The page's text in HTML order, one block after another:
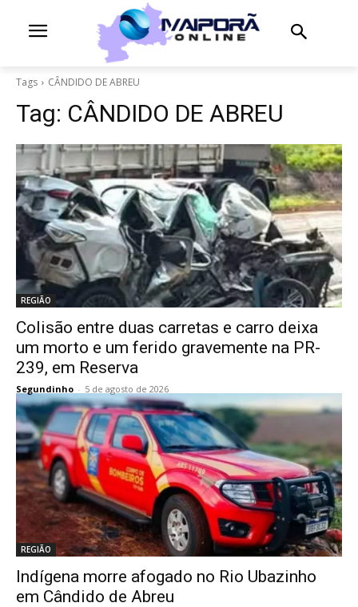
Tags CÂNDIDO DE ABREU
Tag: CÂNDIDO DE ABREU
REGIÃO
Colisão entre duas carretas e carro deixa
um morto e um ferido gravemente na PR-
239, em Reserva
Segundinho - 5 de agosto de 2026
REGIÃO
Indígena morre afogado no Rio Ubazinho
em Cândido de Abreu